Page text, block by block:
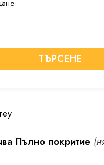
ТЪРСЕНЕ
Пълно покритие